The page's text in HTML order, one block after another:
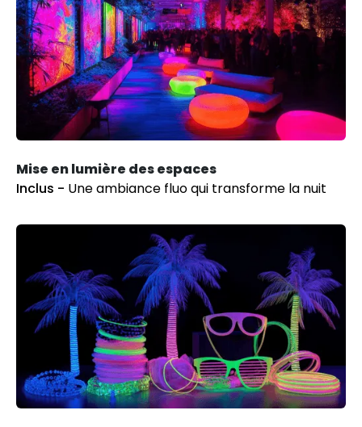
Mise en lumière des espaces
Inclus - Une ambiance fluo qui transforme la nuit